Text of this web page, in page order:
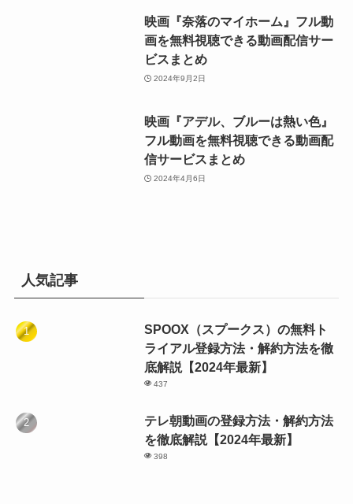
映画『奈落のマイホーム』フル動
画を無料視聴できる動画配信サー
ビスまとめ
2024年9月2日
映画『アデル、ブルーは熱い色』
フル動画を無料視聴できる動画配
信サービスまとめ
2024年4月6日
人気記事
SPOOX（スプークス）の無料ト
ライアル登録方法・解約方法を徹
底解説【2024年最新】
437
テレ朝動画の登録方法・解約方法
を徹底解説【2024年最新】
398